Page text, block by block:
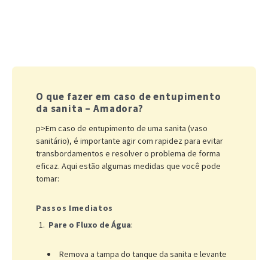
O que fazer em caso de entupimento
da sanita – Amadora?
p>Em caso de entupimento de uma sanita (vaso
sanitário), é importante agir com rapidez para evitar
transbordamentos e resolver o problema de forma
eficaz. Aqui estão algumas medidas que você pode
tomar:
Passos Imediatos
Pare o Fluxo de Água:
Remova a tampa do tanque da sanita e levante